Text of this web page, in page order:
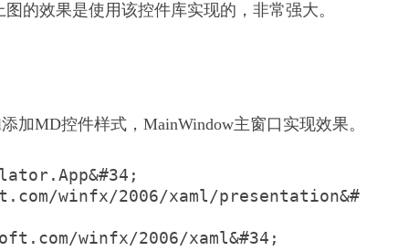
图的效果是使用该控件库实现的，非常强大。
加MD控件样式，MainWindow主窗口实现效果。
winfx/2006/xaml/presentation&#
winfx/2006/xaml&#34;